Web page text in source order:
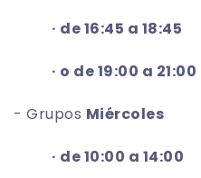
· de 16:45 a 18:45
· o de 19:00 a 21:00
- Grupos Miércoles
· de 10:00 a 14:00